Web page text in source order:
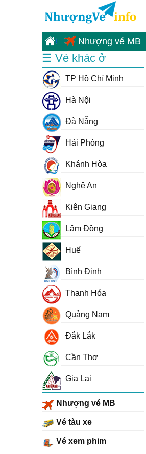
Nhượng vé MB
☰ Vé khác ở
TP Hồ Chí Minh
Hà Nội
Đà Nẵng
Hải Phòng
Khánh Hòa
Nghệ An
Kiên Giang
Lâm Đồng
Huế
Bình Định
Thanh Hóa
Quảng Nam
Đắk Lắk
Cần Thơ
Gia Lai
Nhượng vé MB
Vé tàu xe
Vé xem phim